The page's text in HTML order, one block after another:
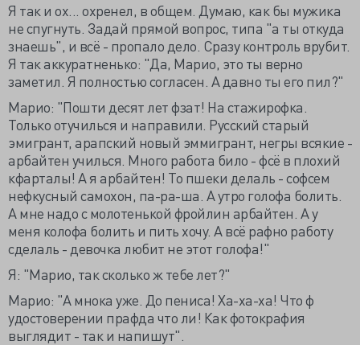
Я так и ох... охренел, в общем. Думаю, как бы мужика
не спугнуть. Задай прямой вопрос, типа "а ты откуда
знаешь", и всё - пропало дело. Сразу контроль врубит.
Я так аккуратненько: "Да, Марио, это ты верно
заметил. Я полностью согласен. А давно ты его пил?"
Марио: "Пошти десят лет фзат! На стажирофка.
Только отучилься и направили. Русский старый
эмигрант, арапский новый эммигрант, негры всякие -
арбайтен училься. Много работа било - фсё в плохий
кфарталы! А я арбайтен! То пшеки делаль - софсем
нефкусный самохон, па-ра-ша. А утро голофа болить.
А мне надо с молотенькой фройлин арбайтен. А у
меня колофа болить и пить хочу. А всё рафно работу
сделаль - девочка любит не этот голофа!"
Я: "Марио, так сколько ж тебе лет?"
Марио: "А мнока уже. До пениса! Ха-ха-ха! Что ф
удостоверении прафда что ли! Как фотокрафия
выглядит - так и напишут".